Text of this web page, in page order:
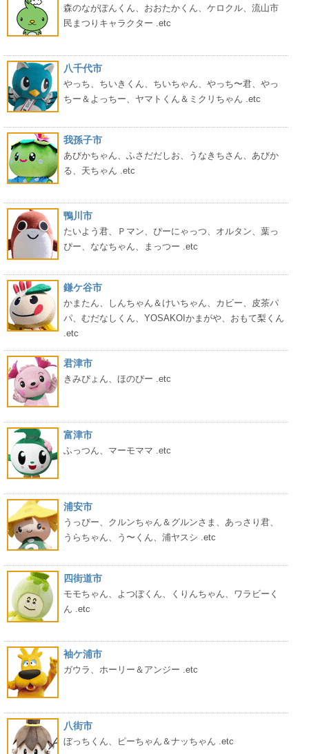
森のながぽんくん、おおたかくん、ケロクル、流山市
民まつりキャラクター .etc
八千代市
やっち、ちいきくん、ちいちゃん、やっち〜君、やっ
ちー＆よっちー、ヤマトくん＆ミクリちゃん .etc
我孫子市
あびかちゃん、ふさだだしお、うなきちさん、あびか
る、天ちゃん .etc
鴨川市
たいよう君、Ｐマン、ぴーにゃっつ、オルタン、葉っ
ぴー、ななちゃん、まっつー .etc
鎌ケ谷市
かまたん、しんちゃん＆けいちゃん、カビー、皮茶パ
パ、むだなしくん、YOSAKOIかまがや、おもて梨くん
.etc
君津市
きみぴょん、ほのぴー .etc
富津市
ふっつん、マーモママ .etc
浦安市
うっぴー、クルンちゃん＆グルンさま、あっさり君、
うらちゃん、う〜くん、浦ヤスシ .etc
四街道市
モモちゃん、よつぼくん、くりんちゃん、ワラビーく
ん .etc
袖ケ浦市
ガウラ、ホーリー＆アンジー .etc
八街市
ぼっちくん、ピーちゃん＆ナッちゃん .etc